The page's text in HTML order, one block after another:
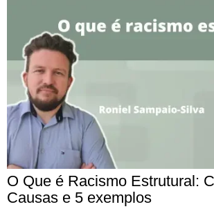
O Que é Racismo Estrutural:
Causas e 5 exemplos